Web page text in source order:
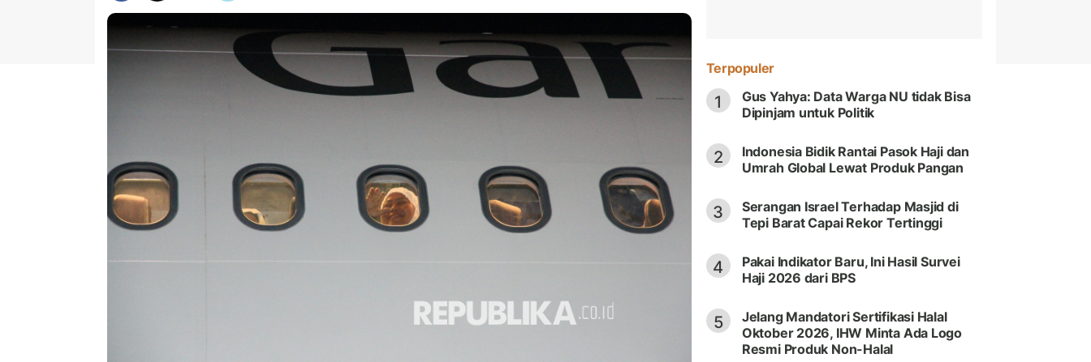
Terpopuler
1
Gus Yahya: Data Warga NU tidak Bisa
Dipinjam untuk Politik
2
Indonesia Bidik Rantai Pasok Haji dan
Umrah Global Lewat Produk Pangan
3
Serangan Israel Terhadap Masjid di
Tepi Barat Capai Rekor Tertinggi
4
Pakai Indikator Baru, Ini Hasil Survei
Haji 2026 dari BPS
5
Jelang Mandatori Sertifikasi Halal
Oktober 2026, IHW Minta Ada Logo
Resmi Produk Non-Halal